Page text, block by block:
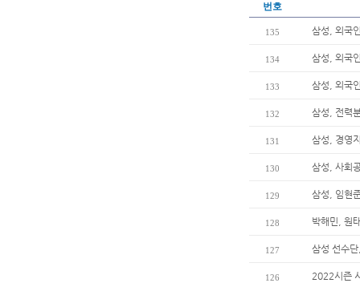
번호
135 삼성, 외국
134 삼성, 외국
133 삼성, 외국
132 삼성, 전력
131 삼성, 경영
130 삼성, 사회
129 삼성, 임현
128 박해민, 원
127 삼성 선수
126 2022시즌